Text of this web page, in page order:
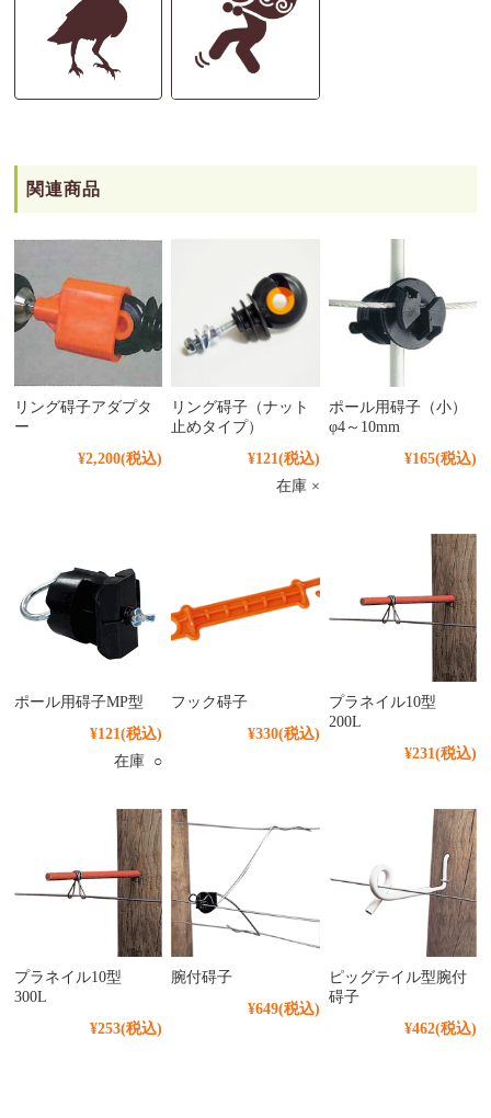
関連商品
リング碍子アダプタ
ー
¥2,200(税込)
リング碍子（ナット
止めタイプ）
¥121 (税込)
在庫 ×
ポール用碍子（小）
φ4～10mm
¥165(税込)
ポール用碍子MP型
¥121(税込)
在庫 ○
フック碍子
¥330(税込)
プラネイル10型
200L
¥231(税込)
プラネイル10型
300L
¥253(税込)
腕付碍子
¥649(税込)
ピッグテイル型腕付
碍子
¥462(税込)